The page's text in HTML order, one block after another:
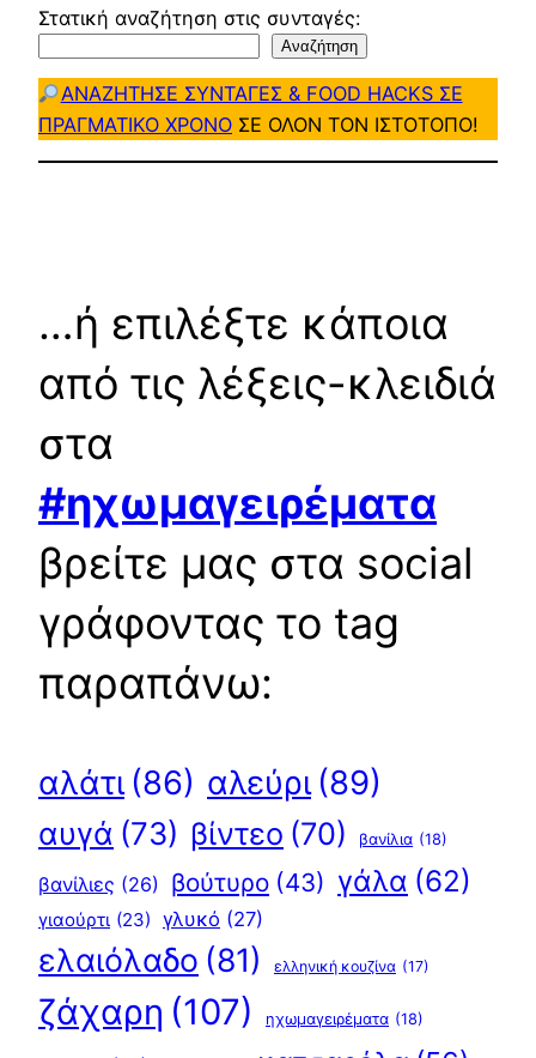
Στατική αναζήτηση στις συνταγές:
Αναζήτηση
ΑΝΑΖΗΤΗΣΕ ΣΥΝΤΑΓΕΣ & FOOD HACKS ΣΕ
ΠΡΑΓΜΑΤΙΚΟ ΧΡΟΝΟ ΣΕ ΟΛΟΝ ΤΟΝ ΙΣΤΟΤΟΠΟ!
…ή επιλέξτε κάποια
από τις λέξεις-κλειδιά
στα
#ηχωμαγειρέματα
βρείτε μας στα social
γράφοντας το tag
παραπάνω:
αλάτι (86) αλεύρι (89)
αυγά (73) βίντεο (70) βανίλια (18)
βανίλιες (26) βούτυρο (43) γάλα (62)
γιαούρτι (23) γλυκό (27)
ελαιόλαδο (81) ελληνική κουζίνα (17)
ζάχαρη (107) ηχωμαγειρέματα (18)